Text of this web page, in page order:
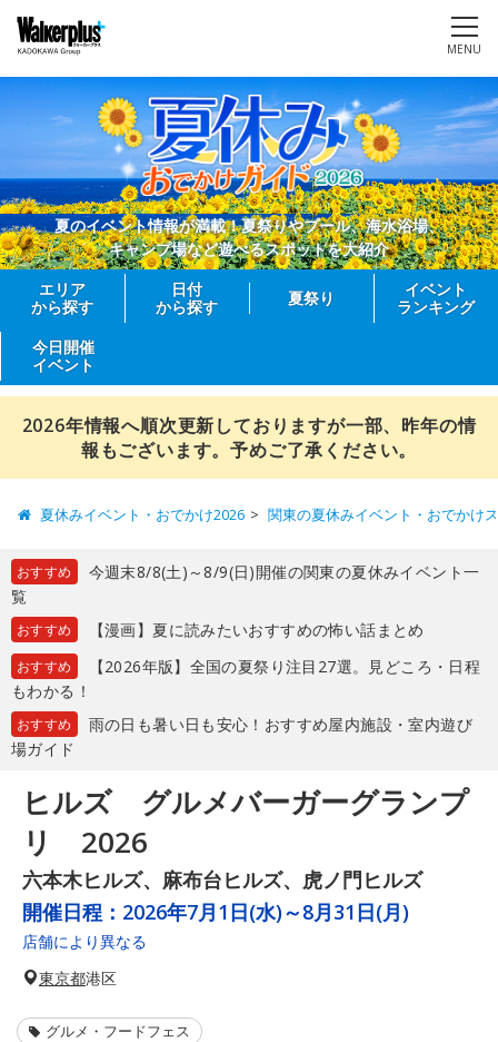
MENU
夏のイベント情報が満載！夏祭りやプール、海水浴場、
キャンプ場など遊べるスポットを大紹介
エリア
から探す
日付
から探す
夏祭り
イベント
ランキング
今日開催
イベント
2026年情報へ順次更新しておりますが一部、昨年の情
報もございます。予めご了承ください。
夏休みイベント・おでかけ2026 関東の夏休みイベント・おでかけ
おすすめ
今週末8/8(土)～8/9(日)開催の関東の夏休みイベント一
覧
おすすめ 【漫画】夏に読みたいおすすめの怖い話まとめ
おすすめ
【2026年版】全国の夏祭り注目27選。見どころ・日程
もわかる！
おすすめ
雨の日も暑い日も安心！おすすめ屋内施設・室内遊び
場ガイド
ヒルズ グルメバーガーグランプ
リ 2026
六本木ヒルズ、麻布台ヒルズ、虎ノ門ヒルズ
開催日程： 2026年7月1日(水)～8月31日(月)
店舗により異なる
東京都港区
グルメ・フードフェス